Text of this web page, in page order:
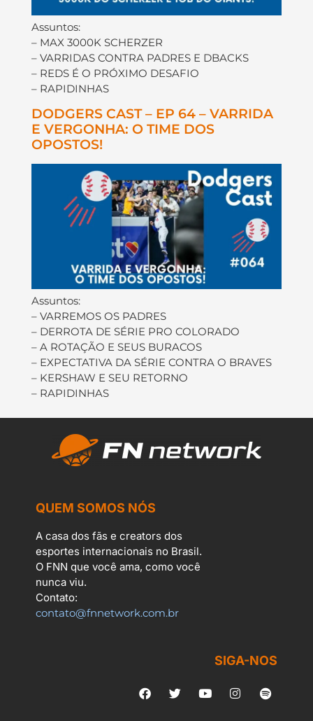
Assuntos:
– MAX 3000K SCHERZER
– VARRIDAS CONTRA PADRES E DBACKS
– REDS É O PRÓXIMO DESAFIO
– RAPIDINHAS
DODGERS CAST – EP 64 – VARRIDA
E VERGONHA: O TIME DOS
OPOSTOS!
Assuntos:
– VARREMOS OS PADRES
– DERROTA DE SÉRIE PRO COLORADO
– A ROTAÇÃO E SEUS BURACOS
– EXPECTATIVA DA SÉRIE CONTRA O BRAVES
– KERSHAW E SEU RETORNO
– RAPIDINHAS
QUEM SOMOS NÓS
A casa dos fãs e creators dos
esportes internacionais no Brasil.
O FNN que você ama, como você
nunca viu.
Contato:
contato@fnnetwork.com.br
SIGA-NOS